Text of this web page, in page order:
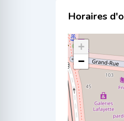
Localisation
+
−